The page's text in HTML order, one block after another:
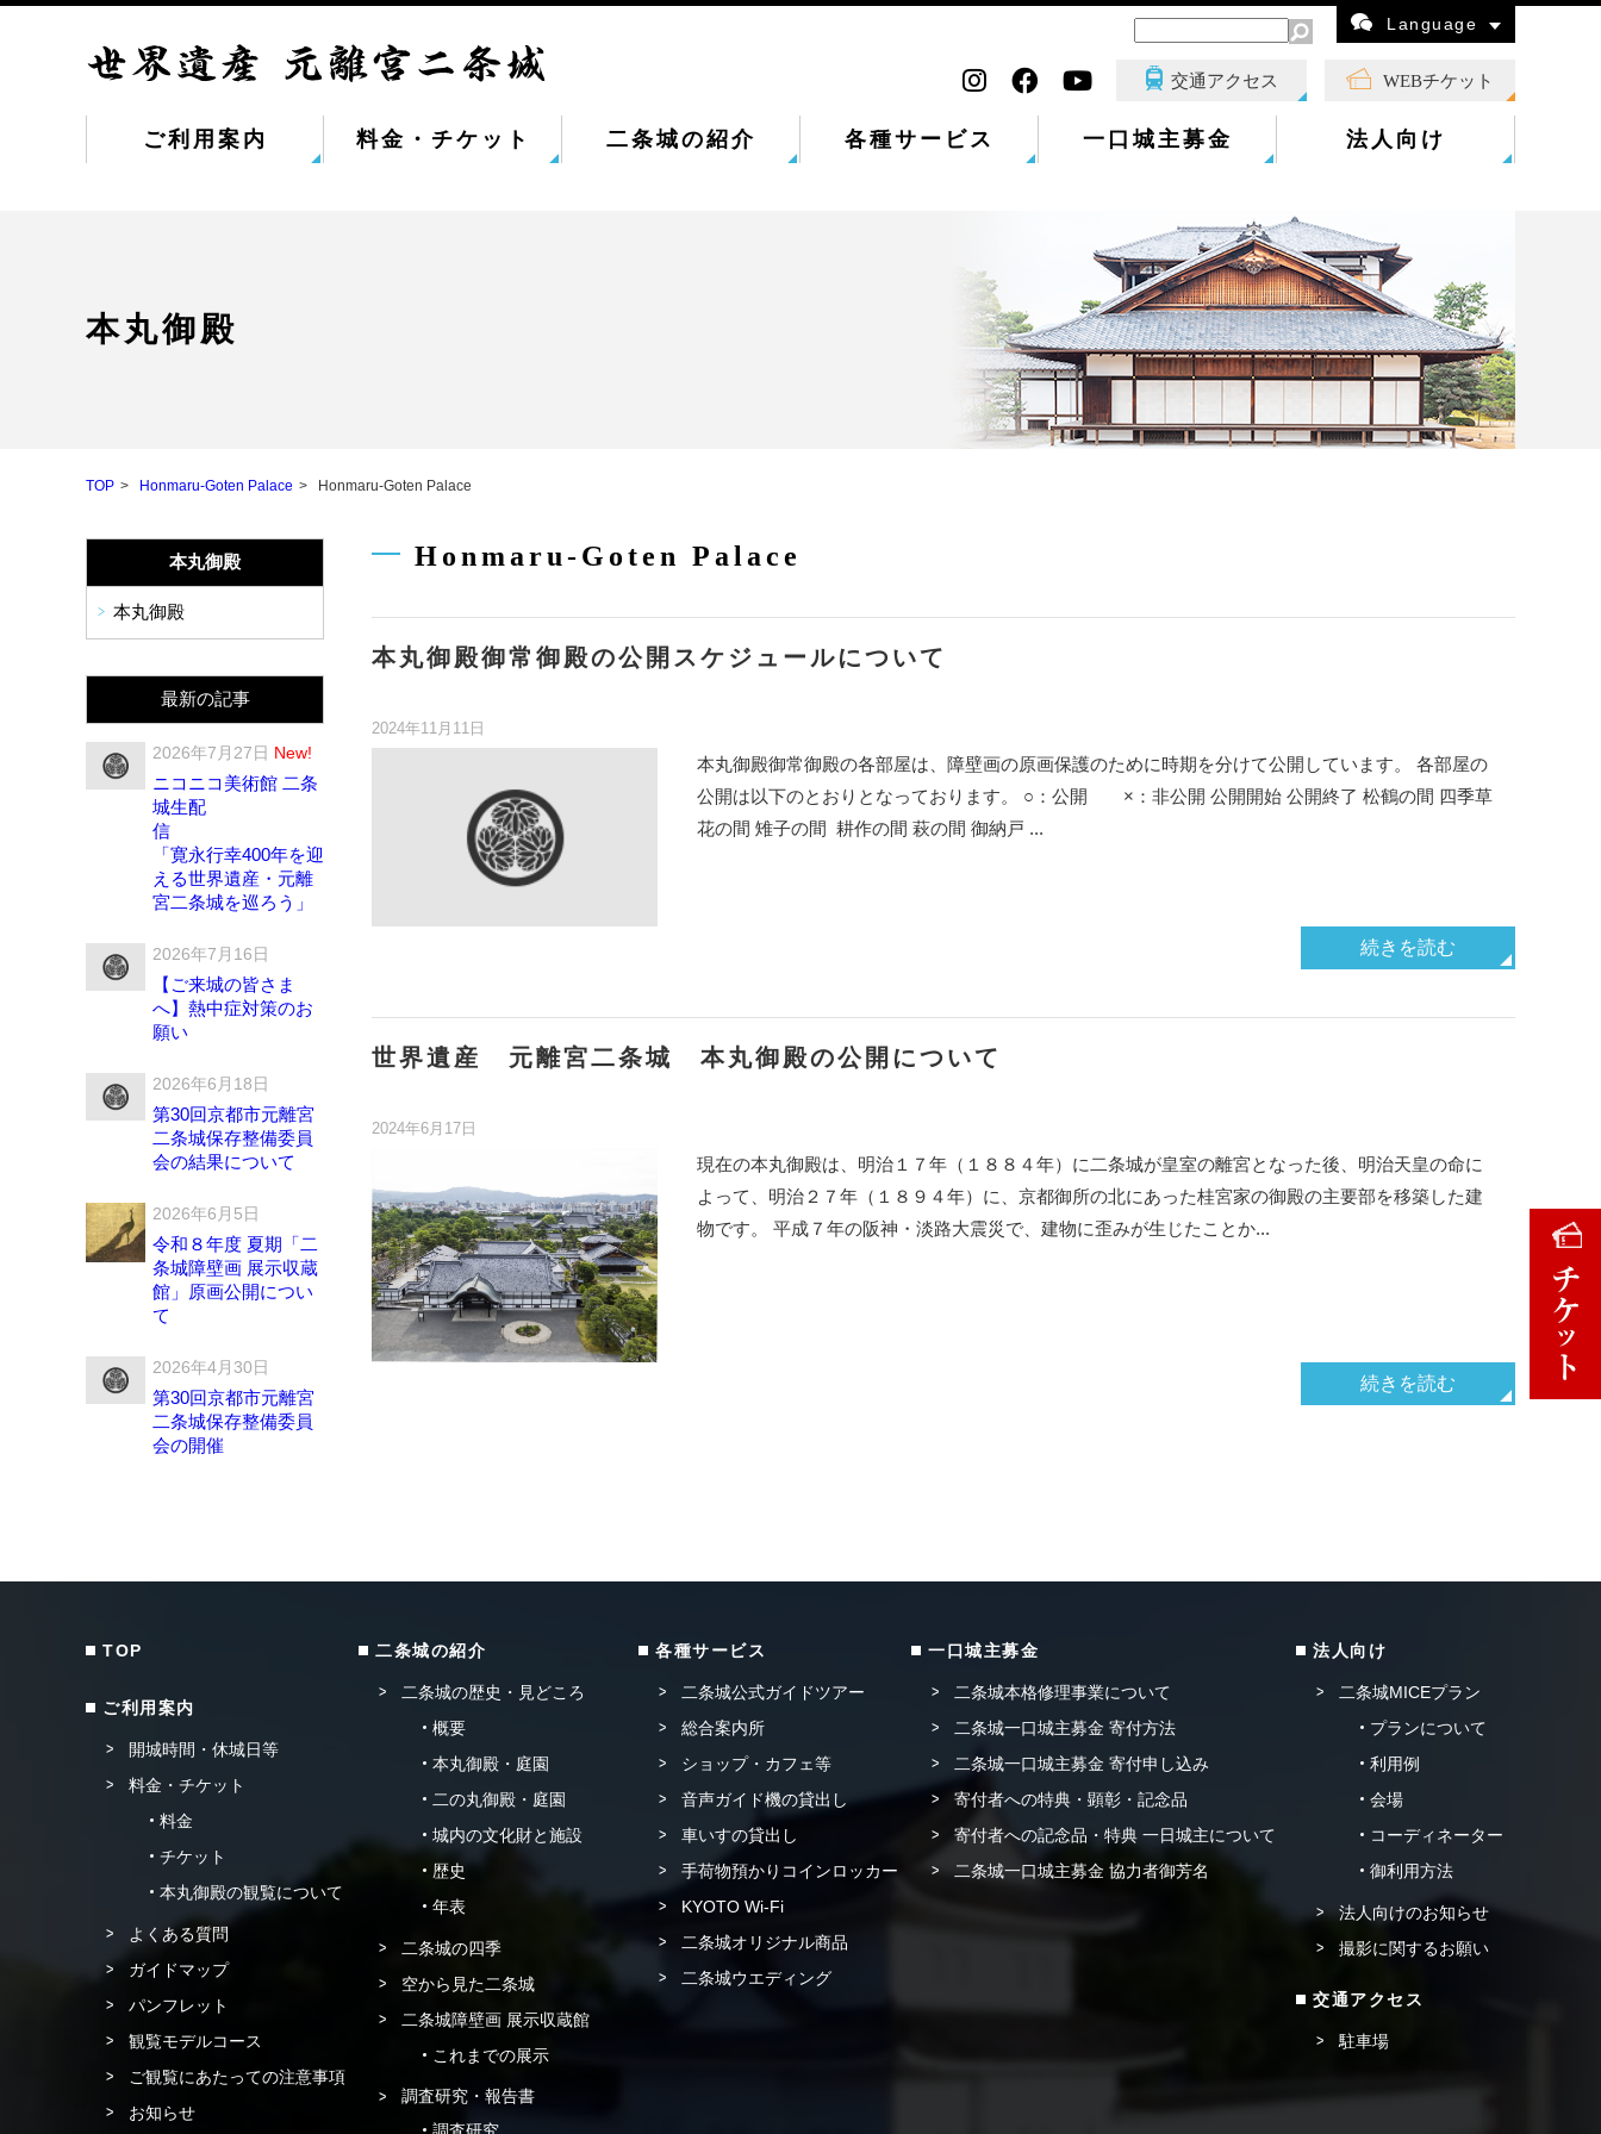
Language
ご利用案内 料金・チケット 二条城の紹介 各種サービス 一口城主募金 法人向け
交通アクセス WEBチケット
本丸御殿
TOP Honmaru-Goten Palace Honmaru-Goten Palace
Honmaru-Goten Palace
本丸御殿御常御殿の公開スケジュールについて
2024年11月11日
本丸御殿御常御殿の各部屋は、障壁画の原画保護のために時期を分けて公開しています。 各部屋の
公開は以下のとおりとなっております。 ○：公開 ×：非公開 公開開始 公開終了 松鶴の間 四季草
花の間 雉子の間 耕作の間 萩の間 御納戸 ...
続きを読む
世界遺産 元離宮二条城 本丸御殿の公開について
2024年6月17日
現在の本丸御殿は、明治１７年（１８８４年）に二条城が皇室の離宮となった後、明治天皇の命に
よって、明治２７年（１８９４年）に、京都御所の北にあった桂宮家の御殿の主要部を移築した建
物です。 平成７年の阪神・淡路大震災で、建物に歪みが生じたことか...
続きを読む
本丸御殿
本丸御殿
最新の記事
2026年7月27日 New!
ニコニコ美術館 二条
城生配
信
「寛永行幸400年を迎
える世界遺産・元離
宮二条城を巡ろう」
2026年7月16日
【ご来城の皆さま
へ】熱中症対策のお
願い
2026年6月18日
第30回京都市元離宮
二条城保存整備委員
会の結果について
2026年6月5日
令和８年度 夏期「二
条城障壁画 展示収蔵
館」原画公開につい
て
2026年4月30日
第30回京都市元離宮
二条城保存整備委員
会の開催
TOP
ご利用案内
開城時間・休城日等
料金・チケット
料金
チケット
本丸御殿の観覧について
よくある質問
ガイドマップ
パンフレット
観覧モデルコース
ご観覧にあたっての注意事項
お知らせ
二条城の紹介
二条城の歴史・見どころ
概要
本丸御殿・庭園
二の丸御殿・庭園
城内の文化財と施設
歴史
年表
二条城の四季
空から見た二条城
二条城障壁画 展示収蔵館
これまでの展示
調査研究・報告書
各種サービス
二条城公式ガイドツアー
総合案内所
ショップ・カフェ等
音声ガイド機の貸出し
車いすの貸出し
手荷物預かりコインロッカー
KYOTO Wi-Fi
二条城オリジナル商品
二条城ウエディング
一口城主募金
二条城本格修理事業について
二条城一口城主募金 寄付方法
二条城一口城主募金 寄付申し込み
寄付者への特典・顕彰・記念品
寄付者への記念品・特典 一日城主について
二条城一口城主募金 協力者御芳名
法人向け
二条城MICEプラン
プランについて
利用例
会場
コーディネーター
御利用方法
法人向けのお知らせ
撮影に関するお願い
交通アクセス
駐車場